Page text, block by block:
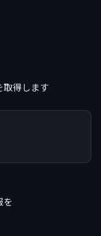
取得します
を